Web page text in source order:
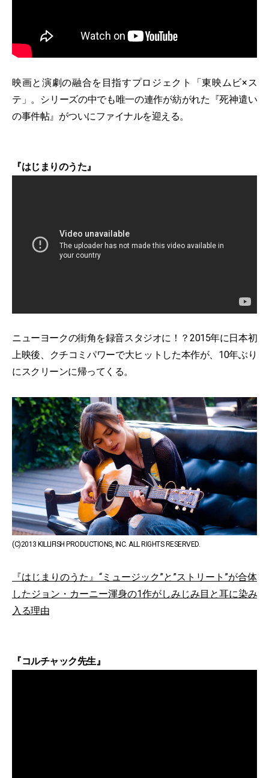
映画と演劇の融合を目指すプロジェクト「東映ムビ×ス
テ」。シリーズの中でも唯一の連作が紡がれた『死神遣い
の事件帖』がついにファイナルを迎える。
『はじまりのうた』
ニューヨークの街角を録音スタジオに！？2015年に日本初
上映後、クチコミパワーで大ヒットした本作が、10年ぶり
にスクリーンに帰ってくる。
(C)2013 KILLIFISH PRODUCTIONS, INC. ALL RIGHTS RESERVED.
『はじまりのうた』“ミュージック”と”ストリート”が合体
したジョン・カーニー渾身の1作がしみじみ目と耳に染み
入る理由
『コルチャック先生』